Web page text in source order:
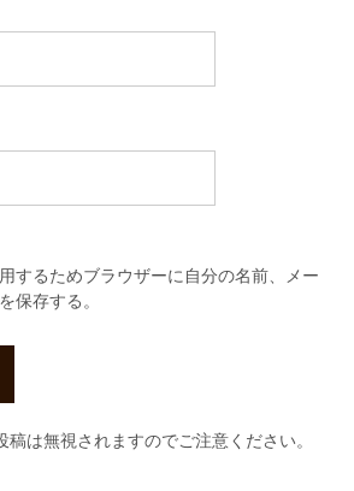
するためブラウザーに自分の名前、メー
保存する。
稿は無視されますのでご注意ください。